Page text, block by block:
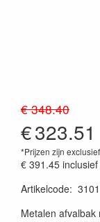
€ 348.40
€323.51
*Prijzen zijn
€ 391.45
Artikelcode:
Metalen